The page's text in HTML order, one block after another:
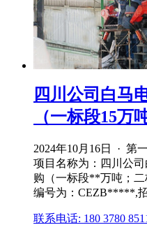
四川公司白马
（一标段15万
2024年10月16日 · 第
项目名称为：四川公
购（一标段**万吨；
编号为：CEZB*****,
联系电话: 180 3780